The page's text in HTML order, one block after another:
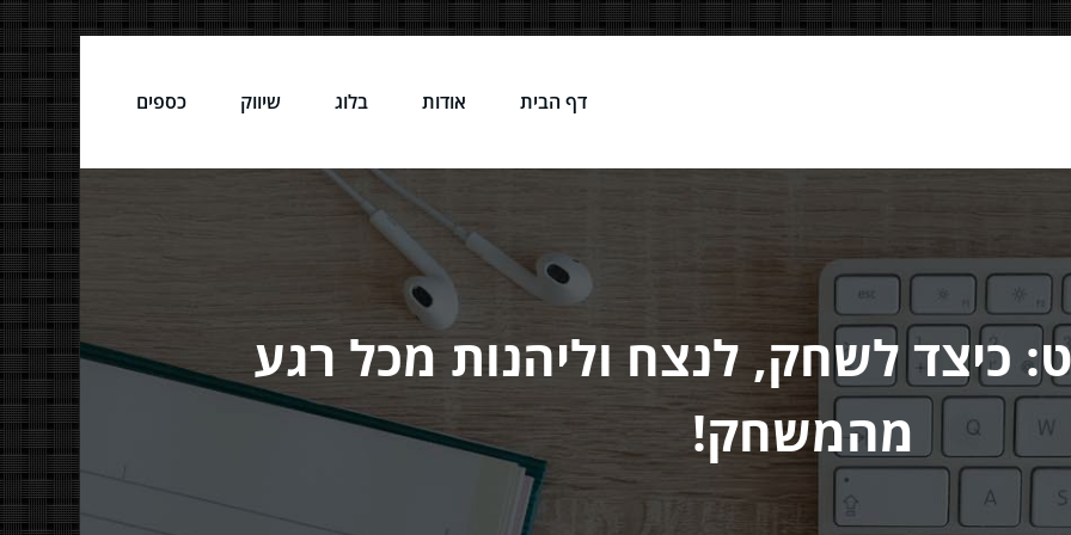
דף הבית אודות בלוג שיווק כספים
כיצד לשחק, לנצח וליהנות מכל רגע
מהמשחק!